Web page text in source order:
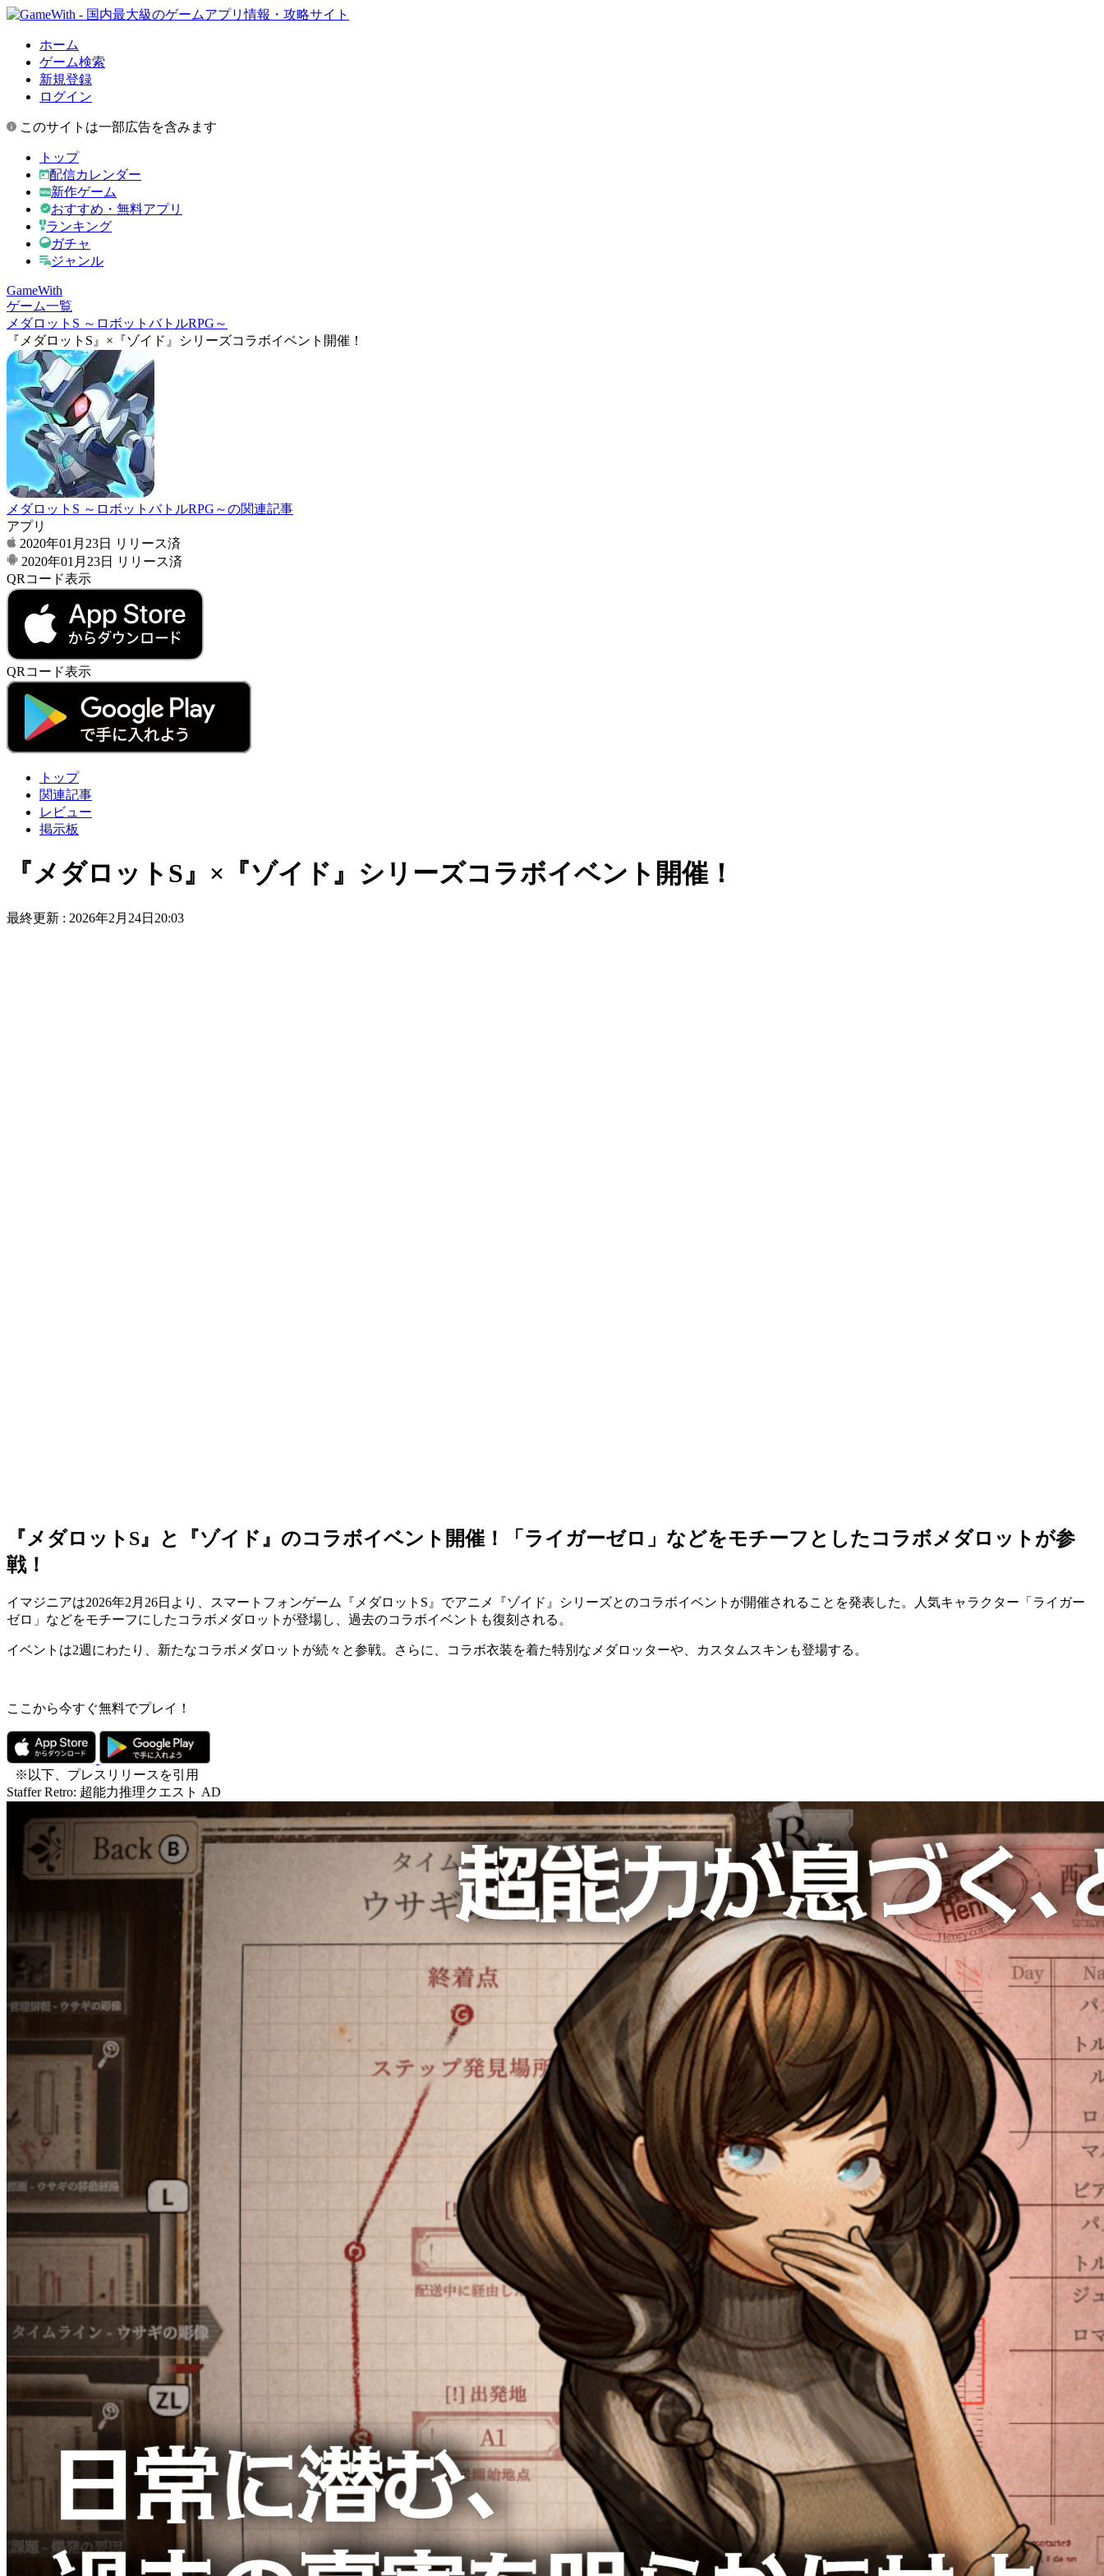
ホーム
ゲーム検索
新規登録
ログイン
このサイトは一部広告を含みます
トップ
配信カレンダー
新作ゲーム
おすすめ・無料アプリ
ランキング
ガチャ
ジャンル
GameWith
ゲーム一覧
メダロットS ～ロボットバトルRPG～
『メダロットS』×『ゾイド』シリーズコラボイベント開催！
メダロットS ～ロボットバトルRPG～の関連記事
アプリ
2020年01月23日
リリース済
2020年01月23日
リリース済
QRコード表示
QRコード表示
トップ
関連記事
レビュー
掲示板
『メダロットS』×『ゾイド』シリーズコラボイベント開催！
最終更新 : 2026年2月24日20:03
『メダロットS』と『ゾイド』のコラボイベント開催！「ライガーゼロ」などをモチーフとしたコラボメダロットが参
戦！
イマジニアは2026年2月26日より、スマートフォンゲーム『メダロットS』でアニメ『ゾイド』シリーズとのコラボイベントが開催されることを発表した。人気キャラクター 「ライガー
ゼロ」などをモチーフにしたコラボメダロットが登場し、過去のコラボイベントも復刻 される。
イベントは2週にわたり、新たなコラボメダロットが続々と参戦。さらに、コラボ衣装を着た特別なメダロッターや、カスタムスキンも登場する。
ここから今すぐ無料でプレイ！
※以下、プレスリリースを引用
Staffer Retro: 超能力推理クエスト AD